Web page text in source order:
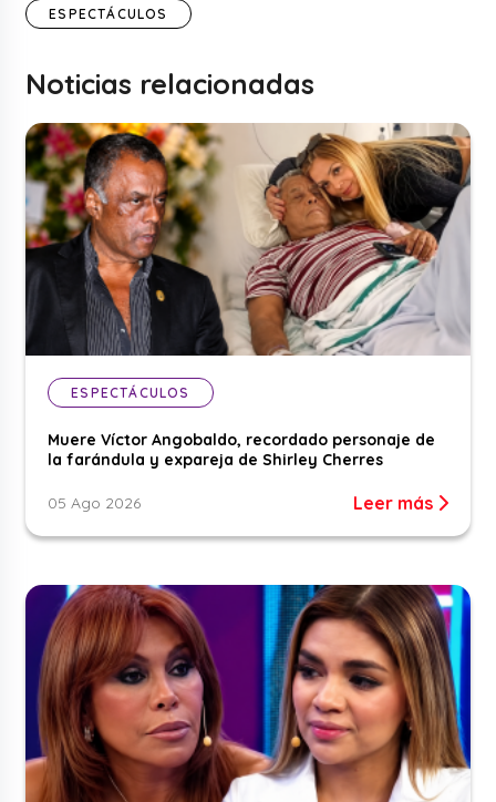
ESPECTÁCULOS
Noticias relacionadas
ESPECTÁCULOS
Muere Víctor Angobaldo, recordado personaje de
la farándula y expareja de Shirley Cherres
05 Ago 2026 Leer más